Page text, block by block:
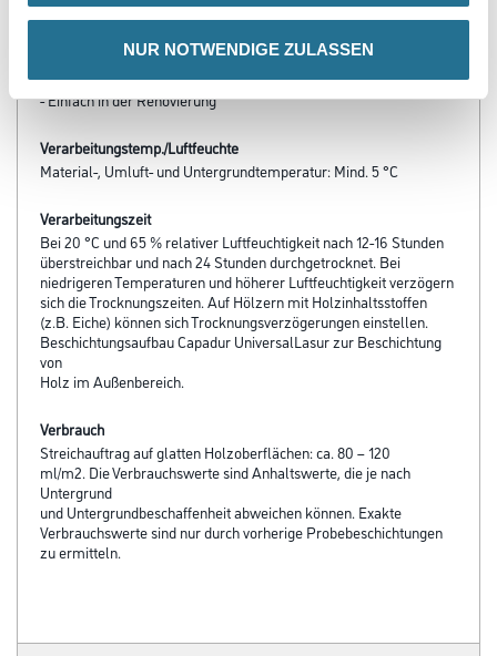
NUR NOTWENDIGE ZULASSEN
- Wasserabweisend durch Hydroperl-Effekt
- Filmschutz gegen Schimmelpilzbefall
- Thixotrop und tropfgehemmt
- Leichte und angenehme Verarbeitung
- Einfach in der Renovierung
Verarbeitungstemp./Luftfeuchte
Material-, Umluft- und Untergrundtemperatur: Mind. 5 °C
Verarbeitungszeit
Bei 20 °C und 65 % relativer Luftfeuchtigkeit nach 12-16 Stunden
überstreichbar und nach 24 Stunden durchgetrocknet. Bei
niedrigeren Temperaturen und höherer Luftfeuchtigkeit verzögern
sich die Trocknungszeiten. Auf Hölzern mit Holzinhaltsstoffen
(z.B. Eiche) können sich Trocknungsverzögerungen einstellen.
Beschichtungsaufbau Capadur UniversalLasur zur Beschichtung
von
Holz im Außenbereich.
Verbrauch
Streichauftrag auf glatten Holzoberflächen: ca. 80 – 120
ml/m2. Die Verbrauchswerte sind Anhaltswerte, die je nach
Untergrund
und Untergrundbeschaffenheit abweichen können. Exakte
Verbrauchswerte sind nur durch vorherige Probebeschichtungen
zu ermitteln.